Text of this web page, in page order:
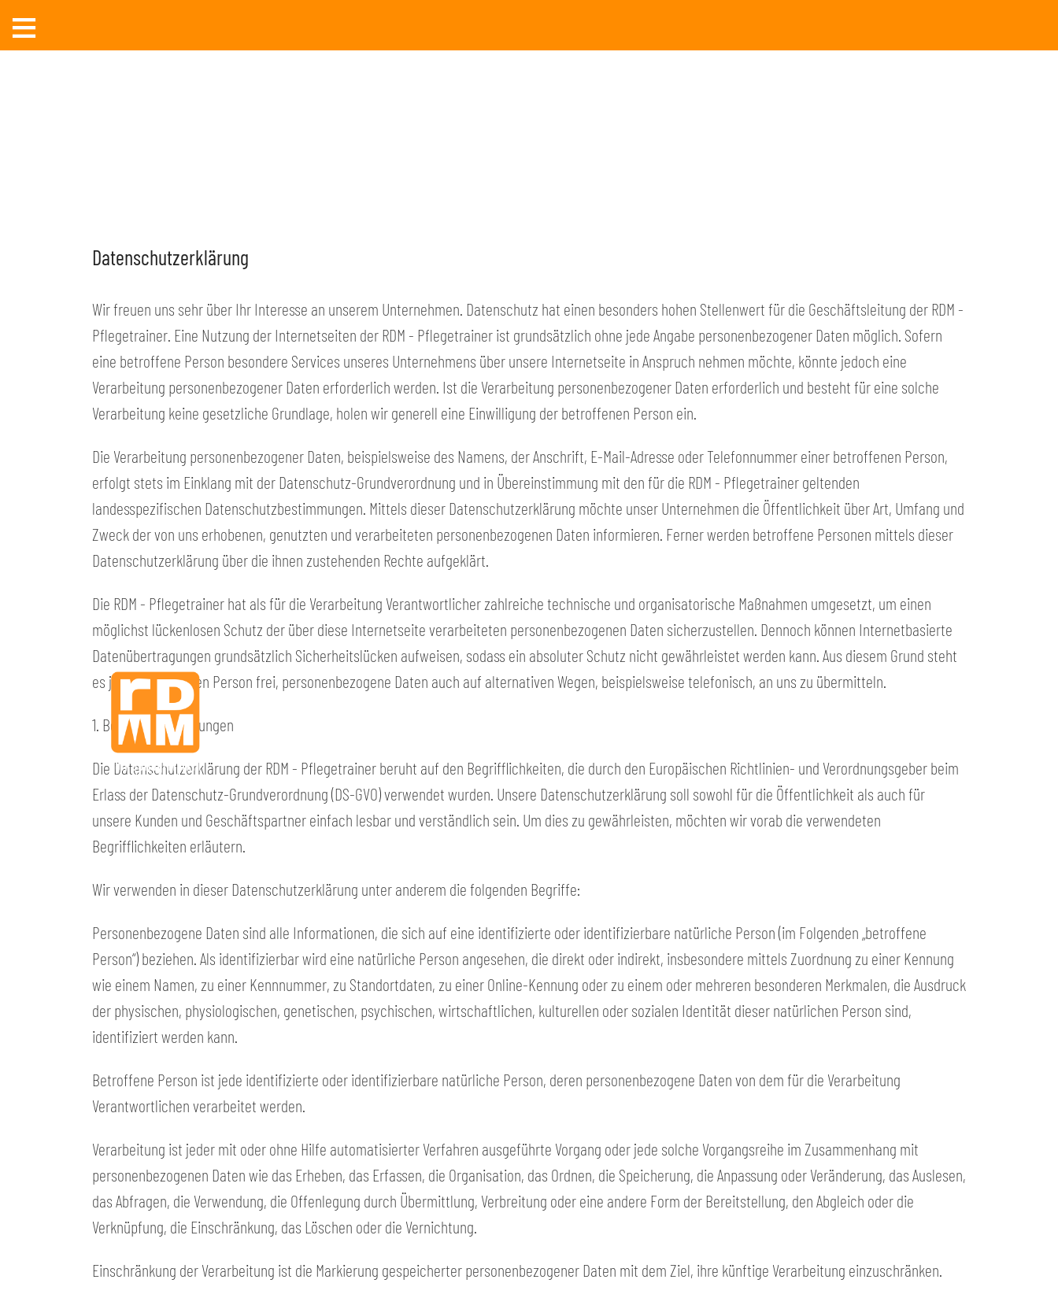
Datenschutzerklärung
Wir freuen uns sehr über Ihr Interesse an unserem Unternehmen. Datenschutz hat einen besonders hohen Stellenwert für die Geschäftsleitung der RDM -
Pflegetrainer. Eine Nutzung der Internetseiten der RDM - Pflegetrainer ist grundsätzlich ohne jede Angabe personenbezogener Daten möglich. Sofern
eine betroffene Person besondere Services unseres Unternehmens über unsere Internetseite in Anspruch nehmen möchte, könnte jedoch eine
Verarbeitung personenbezogener Daten erforderlich werden. Ist die Verarbeitung personenbezogener Daten erforderlich und besteht für eine solche
Verarbeitung keine gesetzliche Grundlage, holen wir generell eine Einwilligung der betroffenen Person ein.
Die Verarbeitung personenbezogener Daten, beispielsweise des Namens, der Anschrift, E-Mail-Adresse oder Telefonnummer einer betroffenen Person,
erfolgt stets im Einklang mit der Datenschutz-Grundverordnung und in Übereinstimmung mit den für die RDM - Pflegetrainer geltenden
landesspezifischen Datenschutzbestimmungen. Mittels dieser Datenschutzerklärung möchte unser Unternehmen die Öffentlichkeit über Art, Umfang und
Zweck der von uns erhobenen, genutzten und verarbeiteten personenbezogenen Daten informieren. Ferner werden betroffene Personen mittels dieser
Datenschutzerklärung über die ihnen zustehenden Rechte aufgeklärt.
Die RDM - Pflegetrainer hat als für die Verarbeitung Verantwortlicher zahlreiche technische und organisatorische Maßnahmen umgesetzt, um einen
möglichst lückenlosen Schutz der über diese Internetseite verarbeiteten personenbezogenen Daten sicherzustellen. Dennoch können Internetbasierte
Datenübertragungen grundsätzlich Sicherheitslücken aufweisen, sodass ein absoluter Schutz nicht gewährleistet werden kann. Aus diesem Grund steht
es jeder betroffenen Person frei, personenbezogene Daten auch auf alternativen Wegen, beispielsweise telefonisch, an uns zu übermitteln.
1. Begriffsbestimmungen
Die Datenschutzerklärung der RDM - Pflegetrainer beruht auf den Begrifflichkeiten, die durch den Europäischen Richtlinien- und Verordnungsgeber beim
Erlass der Datenschutz-Grundverordnung (DS-GVO) verwendet wurden. Unsere Datenschutzerklärung soll sowohl für die Öffentlichkeit als auch für
unsere Kunden und Geschäftspartner einfach lesbar und verständlich sein. Um dies zu gewährleisten, möchten wir vorab die verwendeten
Begrifflichkeiten erläutern.
Wir verwenden in dieser Datenschutzerklärung unter anderem die folgenden Begriffe:
Personenbezogene Daten sind alle Informationen, die sich auf eine identifizierte oder identifizierbare natürliche Person (im Folgenden „betroffene
Person“) beziehen. Als identifizierbar wird eine natürliche Person angesehen, die direkt oder indirekt, insbesondere mittels Zuordnung zu einer Kennung
wie einem Namen, zu einer Kennnummer, zu Standortdaten, zu einer Online-Kennung oder zu einem oder mehreren besonderen Merkmalen, die Ausdruck
der physischen, physiologischen, genetischen, psychischen, wirtschaftlichen, kulturellen oder sozialen Identität dieser natürlichen Person sind,
identifiziert werden kann.
Betroffene Person ist jede identifizierte oder identifizierbare natürliche Person, deren personenbezogene Daten von dem für die Verarbeitung
Verantwortlichen verarbeitet werden.
Verarbeitung ist jeder mit oder ohne Hilfe automatisierter Verfahren ausgeführte Vorgang oder jede solche Vorgangsreihe im Zusammenhang mit
personenbezogenen Daten wie das Erheben, das Erfassen, die Organisation, das Ordnen, die Speicherung, die Anpassung oder Veränderung, das Auslesen,
das Abfragen, die Verwendung, die Offenlegung durch Übermittlung, Verbreitung oder eine andere Form der Bereitstellung, den Abgleich oder die
Verknüpfung, die Einschränkung, das Löschen oder die Vernichtung.
Einschränkung der Verarbeitung ist die Markierung gespeicherter personenbezogener Daten mit dem Ziel, ihre künftige Verarbeitung einzuschränken.
≡